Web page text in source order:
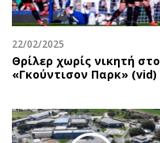
Κύπρος
Ελλάδα
Διεθνή
Οικονομική
Οικονομία
22/02/2025
Θρίλερ χωρίς νικητή στο
«Γκούντισον Παρκ» (vid)